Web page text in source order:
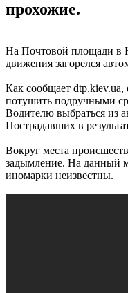
прохожие.
На Почтовой площади в
движения загорелся
Как сообщает dtp.kiev.ua,
потушить подручными
Водителю выбраться из
Пострадавших в
Вокруг места
задымление. На данный
иномарки неизвестны.